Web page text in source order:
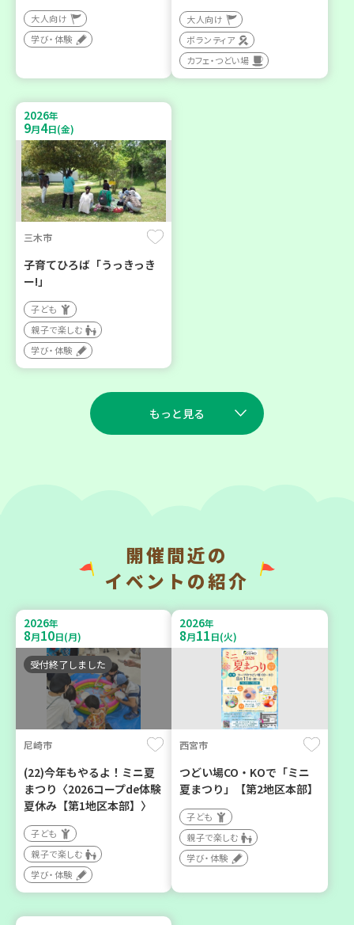
大人向け
学び・体験
大人向け
ボランティア
カフェ・つどい場
2026年
9月4日(金)
三木市
子育てひろば「うっきっき
ー!」
子ども
親子で楽しむ
学び・体験
もっと見る
デニングで暮らしに癒しを
～ ＜デモ講座＞
大人向け
学び・体験
トック ～いつもの食材で備
えよう～
大人向け
平和・防災
2026年
8月1日(土)
明石市
2026年８月度 「子育てひ
ら高砂エリア～ 【第6地
2026年
10月31
神戸市西区
開催間近の
イベントの紹介
2026年
8月10日(月)
受付終了しました
尼崎市
(22)今年もやるよ！ミニ夏
まつり〈2026コープde体験
夏休み【第1地区本部】〉
子ども
親子で楽しむ
学び・体験
2026年
8月11日(火)
西宮市
つどい場CO・KOで「ミニ
夏まつり」【第2地区本部】
子ども
親子で楽しむ
学び・体験